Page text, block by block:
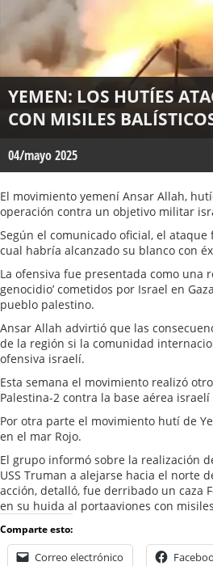
YEMEN: LOS HUTÍES
CON MISILES
04/mayo 2025
El movimiento yemení Ansar Allah,
operación contra un objetivo militar
Según el comunicado oficial, el
cual habría alcanzado su blanco con
La ofensiva fue presentada como una
genocidio’ cometidos por Israel en
pueblo palestino.
Ansar Allah advirtió que las
de la región si la comunidad
ofensiva israelí.
Esta semana el movimiento realizó
Palestina-2 contra la base aérea israelí
Por otra parte el movimiento hutí de
en el mar Rojo.
El grupo informó sobre la realización
USS Truman a alejarse hacia el norte
acción, detalló, fue derribado un caza
en su huida al portaaviones con
Comparte esto:
Correo electrónico